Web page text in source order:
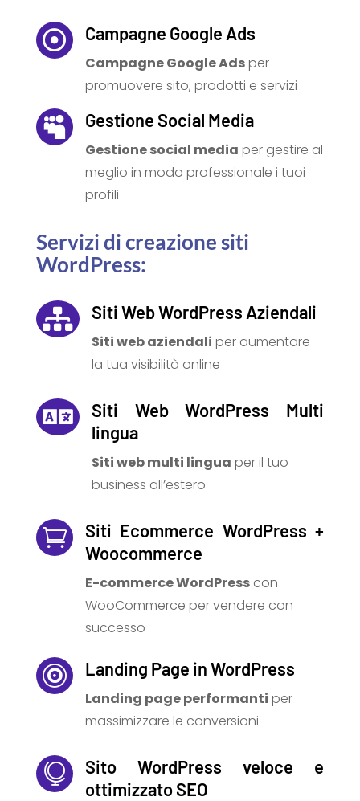
 Campagne Google Ads
Campagne Google Adsper
promuovere sito, prodotti e servizi
 Gestione Social Media
Gestione social media per gestire al
meglio in modo professionale i tuoi
profili
Servizi di creazione siti
WordPress:
 Siti Web WordPress Aziendali
Siti web aziendali per aumentare
la tua visibilità online

Siti Web WordPress Multi
lingua
Siti web multi lingua per il tuo
business all’estero

Siti Ecommerce WordPress +
Woocommerce
E-commerce WordPresscon
WooCommerce per vendere con
successo
 Landing Page in WordPress
Landing page performanti per
massimizzare le conversioni

Sito WordPress veloce e
ottimizzato SEO